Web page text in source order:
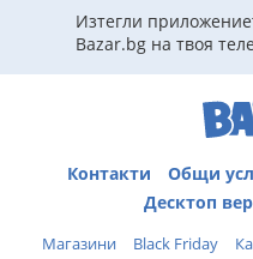
Изтегли
Bazar.bg на твоя
Контакти Общи
Десктоп
Магазини Black Friday